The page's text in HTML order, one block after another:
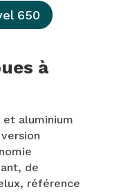
650
à
et aluminium
de
référence